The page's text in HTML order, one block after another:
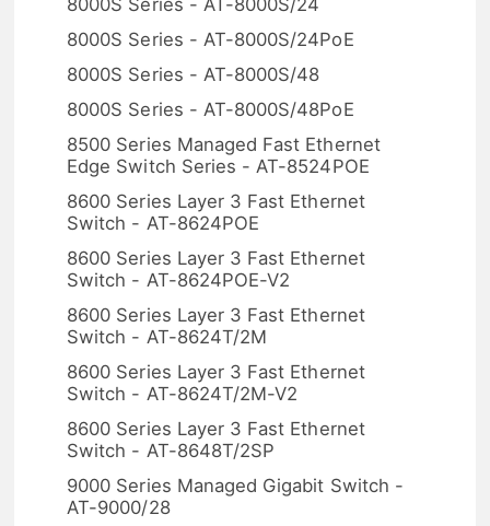
8000S Series - AT-8000S/24
8000S Series - AT-8000S/24PoE
8000S Series - AT-8000S/48
8000S Series - AT-8000S/48PoE
8500 Series Managed Fast Ethernet
Edge Switch Series - AT-8524POE
8600 Series Layer 3 Fast Ethernet
Switch - AT-8624POE
8600 Series Layer 3 Fast Ethernet
Switch - AT-8624POE-V2
8600 Series Layer 3 Fast Ethernet
Switch - AT-8624T/2M
8600 Series Layer 3 Fast Ethernet
Switch - AT-8624T/2M-V2
8600 Series Layer 3 Fast Ethernet
Switch - AT-8648T/2SP
9000 Series Managed Gigabit Switch -
AT-9000/28